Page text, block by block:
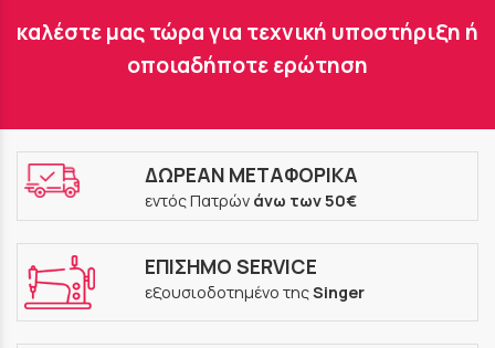
καλέστε μας τώρα για τεχνική υποστήριξη ή
οποιαδήποτε ερώτηση
ΔΩΡΕΑΝ ΜΕΤΑΦΟΡΙΚΑ
εντός Πατρών άνω των 50€
ΕΠΙΣΗΜΟ SERVICE
εξουσιοδοτημένο τηςSinger